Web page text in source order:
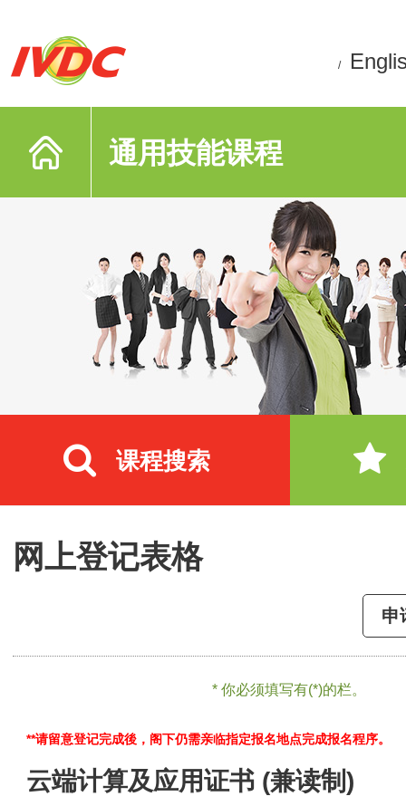
/
通用技能课程
课程搜索
网上登记表格
申
* 你必须填写有(*)的栏。
**请留意登记完成後，阁下仍需亲临指定报名地点完成报名程序。
云端计算及应用证书 (兼读制)